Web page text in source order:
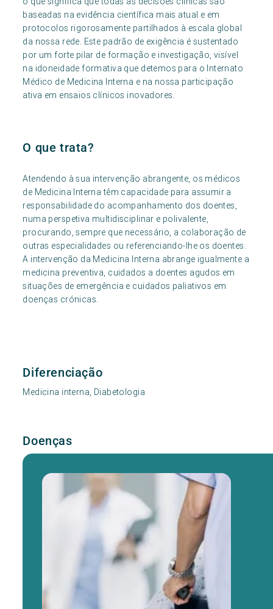
baseadas na evidência científica mais atual e em
protocolos rigorosamente partilhados à escala global
da nossa rede. Este padrão de exigência é sustentado
por um forte pilar de formação e investigação, visível
na idoneidade formativa que detemos para o Internato
Médico de Medicina Interna e na nossa participação
ativa em ensaios clínicos inovadores.
O que trata?
Atendendo à sua intervenção abrangente, os médicos
de Medicina Interna têm capacidade para assumir a
responsabilidade do acompanhamento dos doentes,
numa perspetiva multidisciplinar e polivalente,
procurando, sempre que necessário, a colaboração de
outras especialidades ou referenciando-lhe os doentes.
A intervenção da Medicina Interna abrange igualmente a
medicina preventiva, cuidados a doentes agudos em
situações de emergência e cuidados paliativos em
doenças crónicas.
Diferenciação
Medicina interna, Diabetologia
Doenças